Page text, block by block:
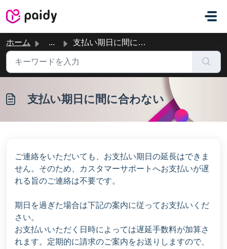
ホーム ... 支払い期日に間に合わない
支払い期日に間に合わない
ご連絡をいただいても、お支払い期日の延長はできま
せん。そのため、カスタマーサポートへお支払いが遅
れる旨のご連絡は不要です。
期日を過ぎた場合は下記の案内に従ってお支払いくだ
さい。
お支払いいただく日時によっては遅延手数料が加算さ
れます。定期的に請求のご案内をお送りしますので、